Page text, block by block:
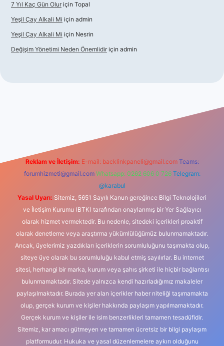
7 Yıl Kaç Gün Olur için Topal
Yeşil Çay Alkali Mi için admin
Yeşil Çay Alkali Mi için Nesrin
Değişim Yönetimi Neden Önemlidir için admin
Reklam ve İletişim: E-mail: backlinkpaneli@gmail.com Teams:
forumhizmeti@gmail.com Whatsapp: 0262 606 0 726 Telegram:
@karabul
Yasal Uyarı: Sitemiz, 5651 Sayılı Kanun gereğince Bilgi Teknolojileri
ve İletişim Kurumu (BTK) tarafından onaylanmış bir Yer Sağlayıcı
olarak hizmet vermektedir. Bu nedenle, sitedeki içerikleri proaktif
olarak denetleme veya araştırma yükümlülüğümüz bulunmamaktadır.
Ancak, üyelerimiz yazdıkları içeriklerin sorumluluğunu taşımakta olup,
siteye üye olarak bu sorumluluğu kabul etmiş sayılırlar. Bu internet
sitesi, herhangi bir marka, kurum veya şahıs şirketi ile hiçbir bağlantısı
bulunmamaktadır. Sitede yalnızca kendi hazırladığımız makaleler
paylaşılmaktadır. Burada yer alan içerikler haber niteliği taşımamakta
olup, gerçek kurum ve kişiler hakkında paylaşım yapılmamaktadır.
Gerçek kurum ve kişiler ile isim benzerlikleri tamamen tesadüfidir.
Sitemiz, kar amacı gütmeyen ve tamamen ücretsiz bir bilgi paylaşım
platformudur. Hukuka ve yasal düzenlemelere aykırı olduğunu